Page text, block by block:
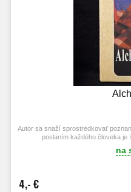
Autor sa snaží sprostredkovať
poslaním každého človeka je
na
4,- €